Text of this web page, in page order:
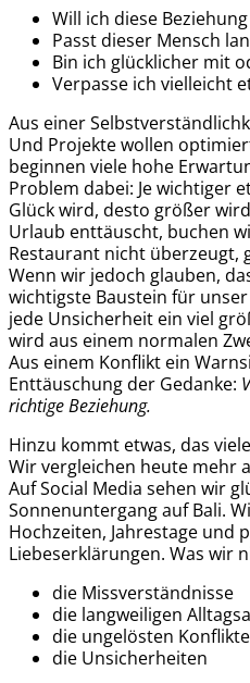
Will ich diese
Passt dieser Mensch
Bin ich glücklicher mit
Verpasse ich vielleicht
Aus einer
Und Projekte wollen
beginnen viele hohe
Problem dabei: Je wichtiger
Glück wird, desto größer
Urlaub enttäuscht, buchen
Restaurant nicht überzeugt,
Wenn wir jedoch glauben,
wichtigste Baustein für
jede Unsicherheit ein viel
wird aus einem normalen
Aus einem Konflikt ein
Enttäuschung der Gedanke:
richtige Beziehung.
Hinzu kommt etwas, das
Wir vergleichen heute mehr
Auf Social Media sehen wir
Sonnenuntergang auf Bali.
Hochzeiten, Jahrestage und
Liebeserklärungen. Was wir
die Missverständnisse
die langweiligen
die ungelösten Konflikte
die Unsicherheiten